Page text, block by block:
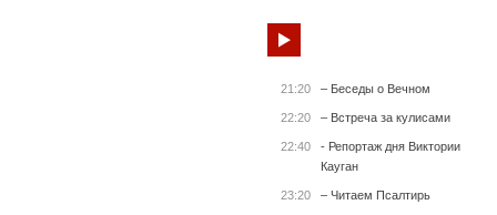
21:20 – Беседы о Вечном
22:20 – Встреча за кулисами
22:40
- Репортаж дня Виктории
Кауган
23:20 – Читаем Псалтирь